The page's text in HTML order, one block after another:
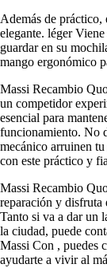
Además de práctico,
elegante. léger
guardar en su
mango ergonómico
Massi Recambio
un competidor
esencial para
funcionamiento. No
mecánico arruinen
con este práctico y
Massi Recambio
reparación y disfruta
Tanto si va a dar un
la ciudad, puede
Massi Con , puedes
ayudarte a vivir al